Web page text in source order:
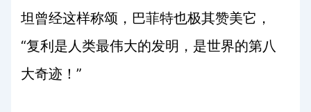
坦曾经这样称颂，巴菲特也极其赞美它，
“复利是人类最伟大的发明，是世界的第八
大奇迹！”